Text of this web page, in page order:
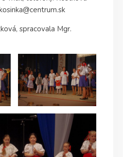
spracovala Mgr.